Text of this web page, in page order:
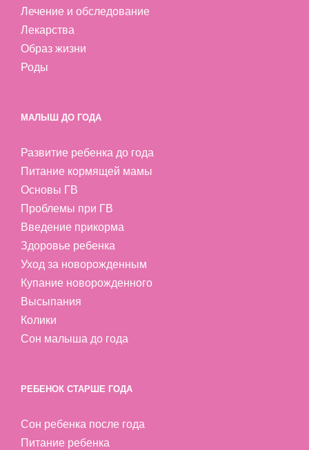
Лечение и обследование
Лекарства
Образ жизни
Роды
МАЛЫШ ДО ГОДА
Развитие ребенка до года
Питание кормящей мамы
Основы ГВ
Проблемы при ГВ
Введение прикорма
Здоровье ребенка
Уход за новорожденным
Купание новорожденного
Высыпания
Колики
Сон малыша до года
РЕБЕНОК СТАРШЕ ГОДА
Сон ребенка после года
Питание ребенка